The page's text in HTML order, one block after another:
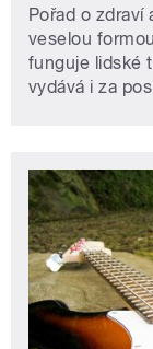
Pořad o zdraví
veselou
funguje lidské
vydává i za